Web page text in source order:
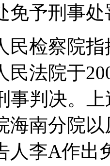
免予刑事
检察院指
民法院于
事判决。
海南分院
人李A作出